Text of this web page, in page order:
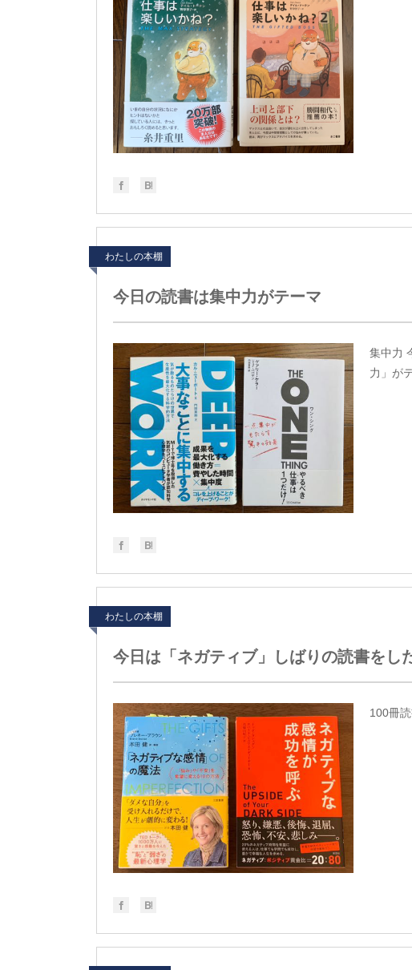
わたしの本棚
今日の読書は集中力がテーマ
集中力
力」が
わたしの本棚
今日は「ネガティブ」しばりの読書をし
100冊